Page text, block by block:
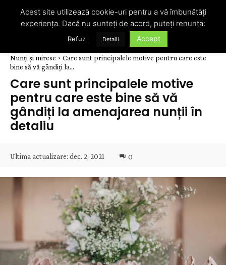
Nunți și mirese
Care sunt principalele motive pentru care este
bine să vă gândiți la...
Care sunt principalele motive
pentru care este bine să vă
gândiți la amenajarea nunții în
detaliu
Ultima actualizare: dec. 2, 2021 0
Acest site utilizează cookie-uri pentru a vă îmbunătăți
experiența. Dacă nu sunteți de acord, puteți renunța:
Refuz Detalii Accept